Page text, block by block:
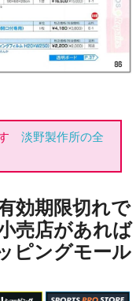
淡野製作所の全
効期限切れで
売店があれば
ピングモール